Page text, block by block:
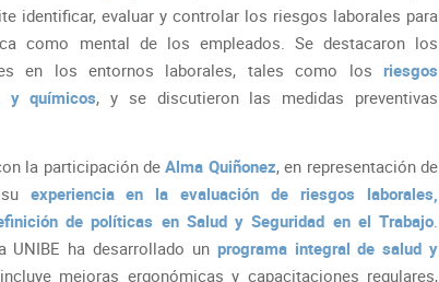
identificar, evaluar y controlar los riesgos laborales para
como mental de los empleados. Se destacaron los
en los entornos laborales, tales como los riesgos
y químicos, y se discutieron las medidas preventivas
la participación deAlma Quiñonez, en representación de
experiencia en la evaluación de riesgos laborales,
de políticas en Salud y Seguridad en el Trabajo
UNIBE ha desarrollado un programa integral de salud y
mejoras ergonómicas y capacitaciones regulares,